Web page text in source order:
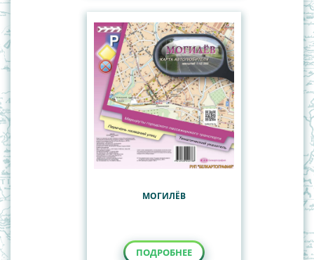
МОГИЛЁВ
ПОДРОБНЕЕ